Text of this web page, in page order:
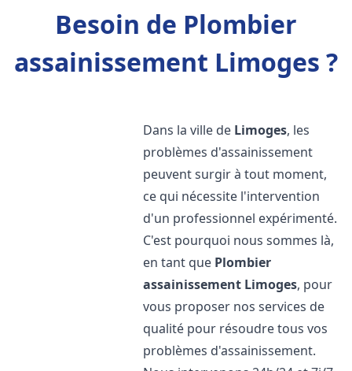
Besoin de Plombier
assainissement Limoges ?
Dans la ville de Limoges, les
problèmes d'assainissement
peuvent surgir à tout moment,
ce qui nécessite l'intervention
d'un professionnel expérimenté.
C'est pourquoi nous sommes là,
en tant que Plombier
assainissement Limoges, pour
vous proposer nos services de
qualité pour résoudre tous vos
problèmes d'assainissement.